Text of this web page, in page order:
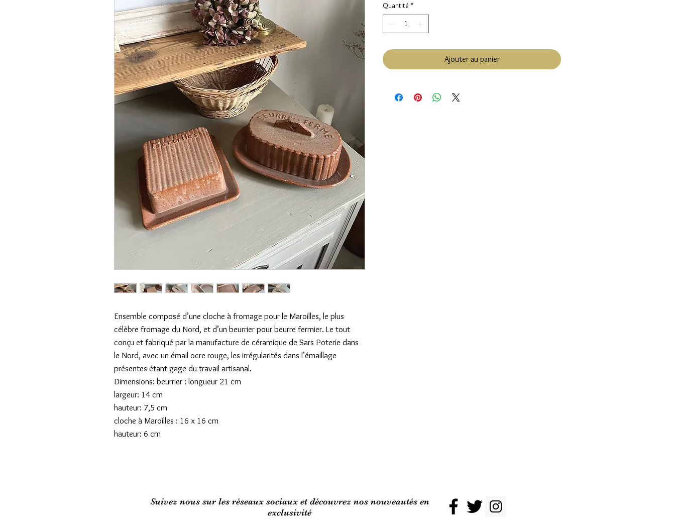
Ensemble composé d’une cloche à fromage pour le Maroilles, le plus
célèbre fromage du Nord, et d’un beurrier pour beurre fermier. Le tout
conçu et fabriqué par la manufacture de céramique de Sars Poterie dans
le Nord, avec un émail ocre rouge, les irrégularités dans l’émaillage
présentes étant gage du travail artisanal.
Dimensions: beurrier : longueur 21 cm
largeur: 14 cm
hauteur: 7,5 cm
cloche à Maroilles : 16 x 16 cm
hauteur: 6 cm
Quantité *
Ajouter au panier
Suivez nous sur les réseaux sociaux et découvrez nos nouveautés en
exclusivité